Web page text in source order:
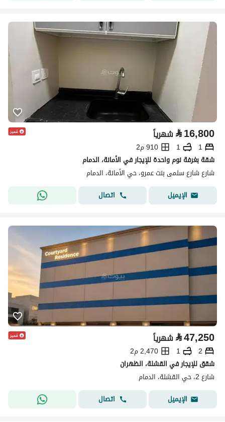
⃁16,800 شهرياً
1
1
910 م2
شقة بغرفة نوم واحدة للإيجار في الأمانة، الدمام
شارع شارع سلمى بنت عمرو، حي الأمانة، الدمام
الإيميل
اتصال
⃁47,250 شهرياً
2
1
2,470 م2
شقق للإيجار في القشلة، الظهران
شارع 2، حي القشلة، الدمام
الإيميل
اتصال